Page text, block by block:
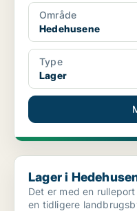
Område
Hedehusene
Type
Lager
Lager i Hedehusene
Lager i
Det er med en rulleport
en tidligere